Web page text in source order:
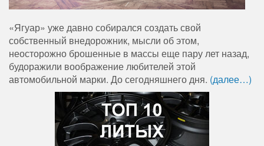
«Ягуар» уже давно собирался создать свой
собственный внедорожник, мысли об этом,
неосторожно брошенные в массы еще пару лет назад,
будоражили воображение любителей этой
автомобильной марки. До сегодняшнего дня. (далее…)